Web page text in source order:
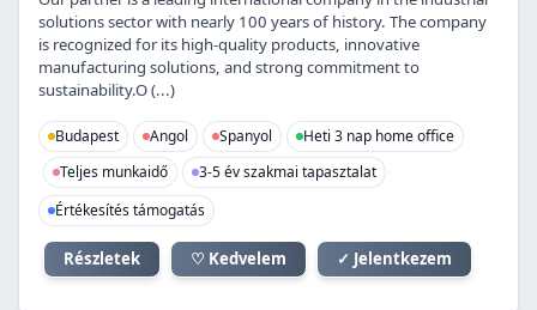
solutions sector with nearly 100 years of history. The company
is recognized for its high-quality products, innovative
manufacturing solutions, and strong commitment to
sustainability.O (...)
Budapest Angol Spanyol
Heti 3 nap home office
Teljes munkaidő
3-5 év szakmai tapasztalat
Értékesítés támogatás
Részletek ♡ Kedvelem ✓ Jelentkezem